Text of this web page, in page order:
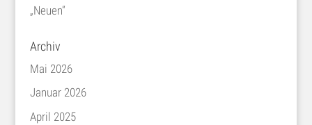
„Neuen“
Archiv
Mai 2026
Januar 2026
April 2025